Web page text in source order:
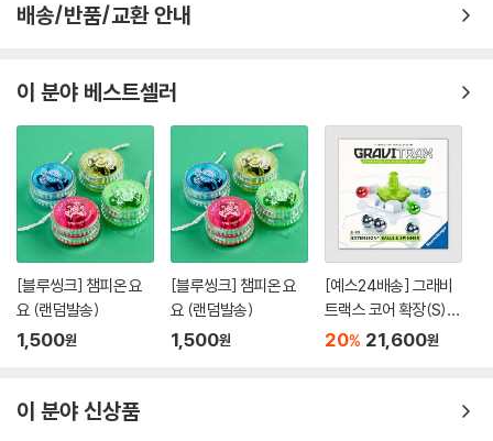
배송/반품/교환 안내
이 분야 베스트셀러
[블루씽크] 챔피온 요
요 (랜덤발송)
1,500원
[블루씽크] 챔피온 요
요 (랜덤발송)
1,500원
[예스24배송] 그래비
트랙스 코어 확장(S):
볼&스피너 / 마블런[8
20% 21,600원
이 분야 신상품